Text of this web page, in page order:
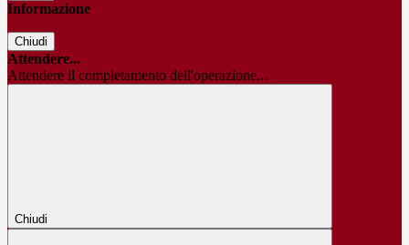
Informazione
Chiudi
Attendere...
Attendere il completamento dell'operazione...
Chiudi